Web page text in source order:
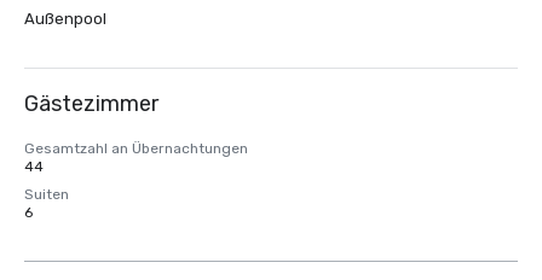
Außenpool
Gästezimmer
Gesamtzahl an Übernachtungen
44
Suiten
6